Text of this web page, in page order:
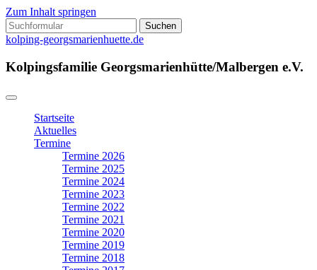
Zum Inhalt springen
Suchen
nach:
kolping-georgsmarienhuette.de
Kolpingsfamilie Georgsmarienhütte/Malbergen e.V.
Startseite
Aktuelles
Termine
Termine 2026
Termine 2025
Termine 2024
Termine 2023
Termine 2022
Termine 2021
Termine 2020
Termine 2019
Termine 2018